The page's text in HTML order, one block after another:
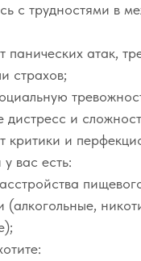
с трудностями в
панических атак,
страхов;
дистресс и
критики и
вас есть:
(алкогольные,